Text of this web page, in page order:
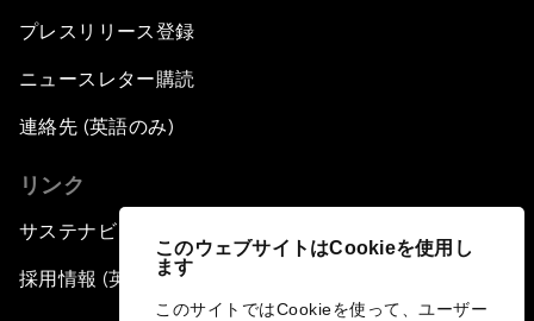
このウェブサイトはCookieを使用し
ます
このサイトではCookieを使って、ユーザー
プレスリリース登録
ニュースレター購読
連絡先 (英語のみ)
リンク
サステナビリティへの取り組み
採用情報 (英語のみ)